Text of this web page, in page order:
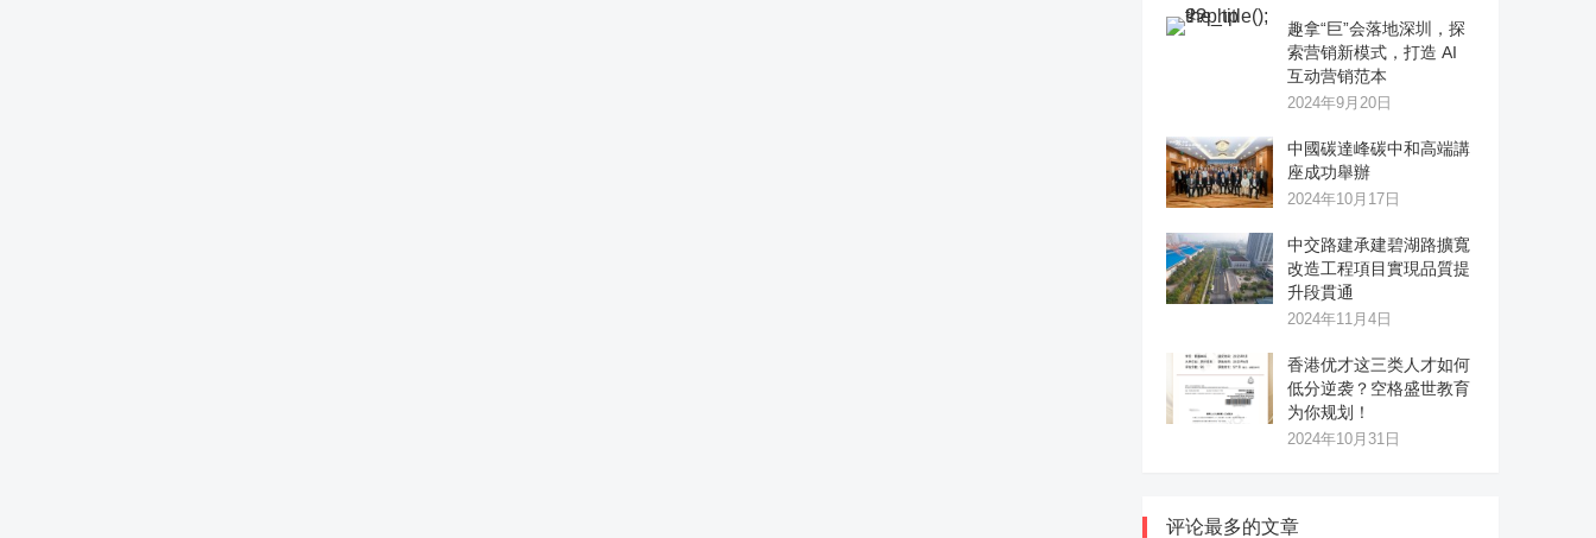
趣拿“巨”会落地深圳，探
索营销新模式，打造 AI
互动营销范本
2024年9月20日
中國碳達峰碳中和高端講
座成功舉辦
2024年10月17日
中交路建承建碧湖路擴寬
改造工程項目實現品質提
升段貫通
2024年11月4日
香港优才这三类人才如何
低分逆袭？空格盛世教育
为你规划！
2024年10月31日
评论最多的文章